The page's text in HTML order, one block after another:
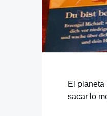
El planeta
sacar lo